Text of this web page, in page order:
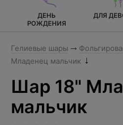
ДЕНЬ
РОЖДЕНИЯ
ДЛЯ
Гелиевые шары
Младенец мальчик
Шар 18"
мальчик